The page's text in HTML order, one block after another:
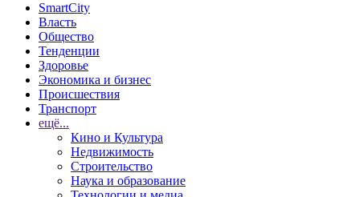
SmartCity
Власть
Общество
Тенденции
Здоровье
Экономика и бизнес
Происшествия
Транспорт
ещё...
Кино и Культура
Недвижимость
Строительство
Наука и образование